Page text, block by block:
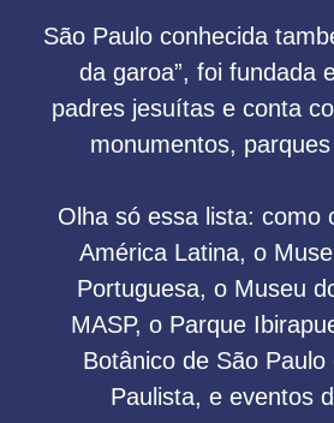
São Paulo conhecida
da garoa”, foi fundada
padres jesuítas e conta
monumentos,
Olha só essa lista: como
América Latina, o
Portuguesa, o Museu
MASP, o Parque
Botânico de São Paulo
Paulista, e eventos